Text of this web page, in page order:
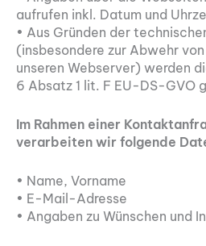
aufrufen inkl. Datum und
• Aus Gründen der
(insbesondere zur Abwehr
unseren Webserver) werden
6 Absatz 1 lit. F EU-DS-GVO
Im Rahmen einer
verarbeiten wir folgende
• Name, Vorname
• E-Mail-Adresse
• Angaben zu Wünschen und